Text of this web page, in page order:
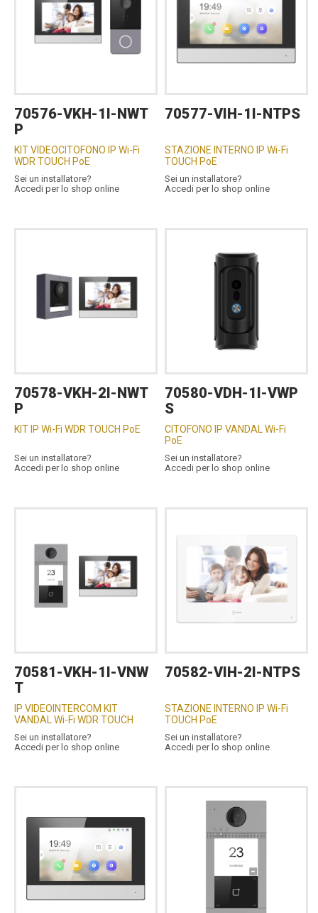
70576-VKH-1I-NWT
P
KIT VIDEOCITOFONO IP Wi-Fi
WDR TOUCH PoE
Sei un installatore?
Accedi per lo shop online
70577-VIH-1I-NTPS
STAZIONE INTERNO IP Wi-Fi
TOUCH PoE
Sei un installatore?
Accedi per lo shop online
70578-VKH-2I-NWT
P
KIT IP Wi-Fi WDR TOUCH PoE
Sei un installatore?
Accedi per lo shop online
70580-VDH-1I-VWP
S
CITOFONO IP VANDAL Wi-Fi
PoE
Sei un installatore?
Accedi per lo shop online
70581-VKH-1I-VNW
T
IP VIDEOINTERCOM KIT
VANDAL Wi-Fi WDR TOUCH
Sei un installatore?
Accedi per lo shop online
70582-VIH-2I-NTPS
STAZIONE INTERNO IP Wi-Fi
TOUCH PoE
Sei un installatore?
Accedi per lo shop online